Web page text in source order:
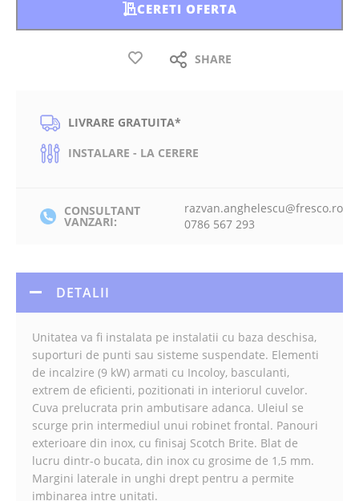
CERETI OFERTA
SHARE
LIVRARE GRATUITA*
INSTALARE - LA CERERE
CONSULTANT
VANZARI:
razvan.anghelescu@fresco.ro
0786 567 293
DETALII
Unitatea va fi instalata pe instalatii cu baza deschisa,
suporturi de punti sau sisteme suspendate. Elementi
de incalzire (9 kW) armati cu Incoloy, basculanti,
extrem de eficienti, pozitionati in interiorul cuvelor.
Cuva prelucrata prin ambutisare adanca. Uleiul se
scurge prin intermediul unui robinet frontal. Panouri
exterioare din inox, cu finisaj Scotch Brite. Blat de
lucru dintr-o bucata, din inox cu grosime de 1,5 mm.
Margini laterale in unghi drept pentru a permite
imbinarea intre unitati.